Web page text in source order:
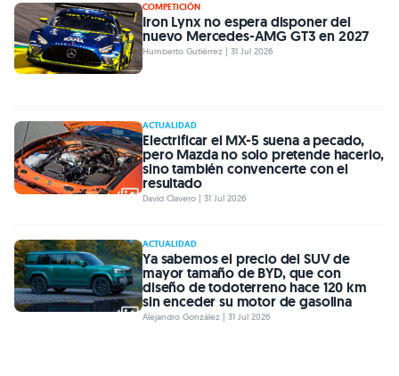
COMPETICIÓN
Iron Lynx no espera disponer del
nuevo Mercedes-AMG GT3 en 2027
Humberto Gutiérrez | 31 Jul 2026
ACTUALIDAD
Electrificar el MX-5 suena a pecado,
pero Mazda no solo pretende hacerlo,
sino también convencerte con el
resultado
David Clavero | 31 Jul 2026
ACTUALIDAD
Ya sabemos el precio del SUV de
mayor tamaño de BYD, que con
diseño de todoterreno hace 120 km
sin enceder su motor de gasolina
Alejandro González | 31 Jul 2026